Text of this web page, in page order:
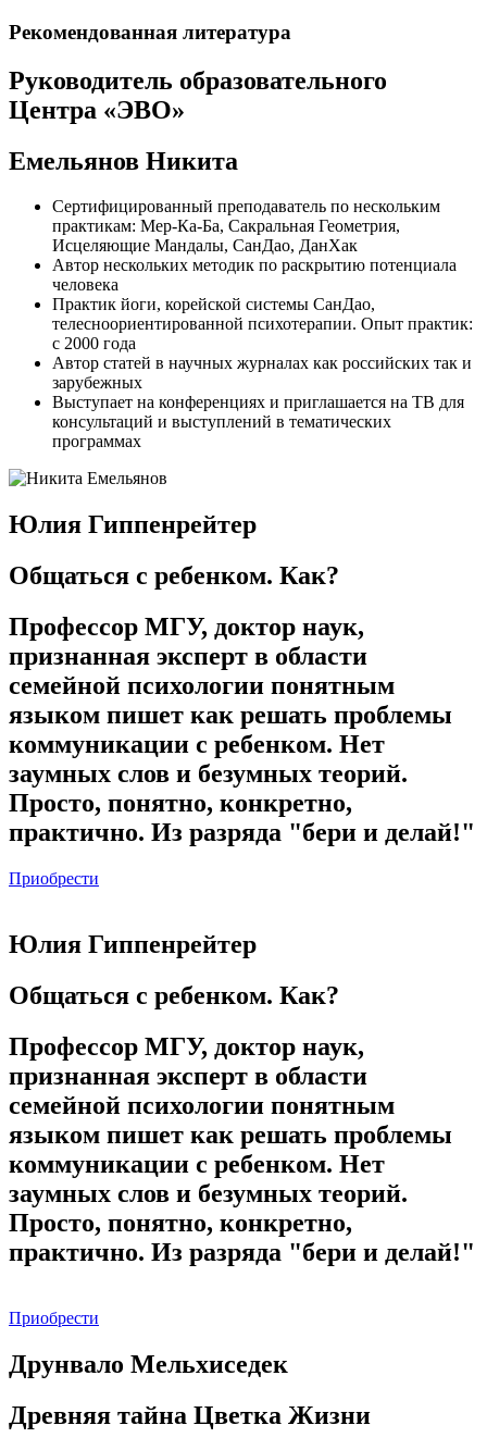
Рекомендованная литература
Руководитель образовательного
Центра «ЭВО»
Емельянов Никита
Сертифицированный преподаватель по нескольким
практикам: Мер-Ка-Ба, Сакральная Геометрия,
Исцеляющие Мандалы, СанДао, ДанХак
Автор нескольких методик по раскрытию потенциала
человека
Практик йоги, корейской системы СанДао,
телесноориентированной психотерапии. Опыт практик:
с 2000 года
Автор статей в научных журналах как российских так и
зарубежных
Выступает на конференциях и приглашается на ТВ для
консультаций и выступлений в тематических
программах
Юлия Гиппенрейтер
Общаться с ребенком. Как?
Профессор МГУ, доктор наук,
признанная эксперт в области
семейной психологии понятным
языком пишет как решать проблемы
коммуникации с ребенком. Нет
заумных слов и безумных теорий.
Просто, понятно, конкретно,
практично. Из разряда "бери и делай!"
Приобрести
Юлия Гиппенрейтер
Общаться с ребенком. Как?
Профессор МГУ, доктор наук,
признанная эксперт в области
семейной психологии понятным
языком пишет как решать проблемы
коммуникации с ребенком. Нет
заумных слов и безумных теорий.
Просто, понятно, конкретно,
практично. Из разряда "бери и делай!"
Приобрести
Друнвало Мельхиседек
Древняя тайна Цветка Жизни